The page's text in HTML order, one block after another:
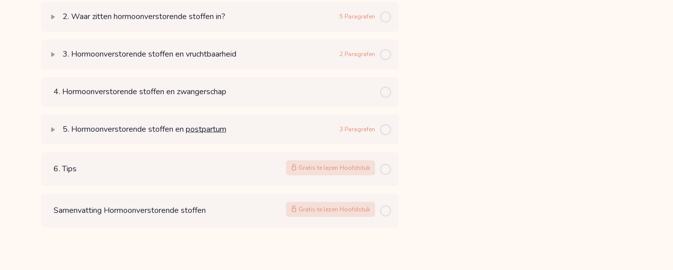
2. Waar zitten hormoonverstorende stoffen in? 5 Paragrafen
3. Hormoonverstorende stoffen en vruchtbaarheid 2 Paragrafen
4. Hormoonverstorende stoffen en zwangerschap
5. Hormoonverstorende stoffen en postpartum 3 Paragrafen
6. Tips Gratis te lezen Hoofdstuk
Samenvatting Hormoonverstorende stoffen Gratis te lezen Hoofdstuk